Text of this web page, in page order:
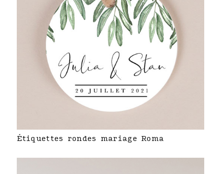
Étiquettes rondes mariage Roma